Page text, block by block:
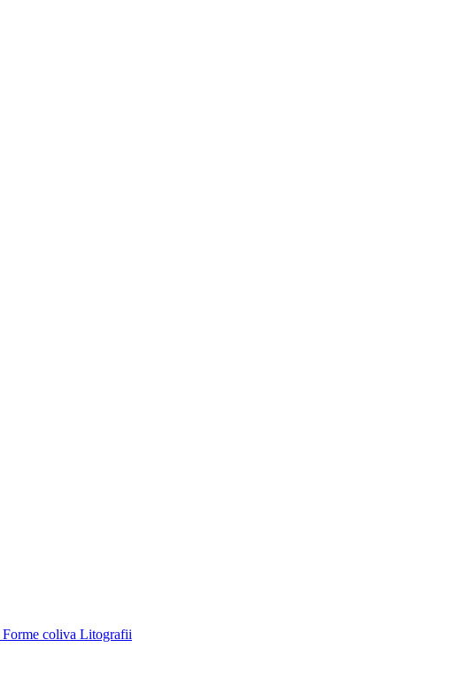
Forme coliva Litografii